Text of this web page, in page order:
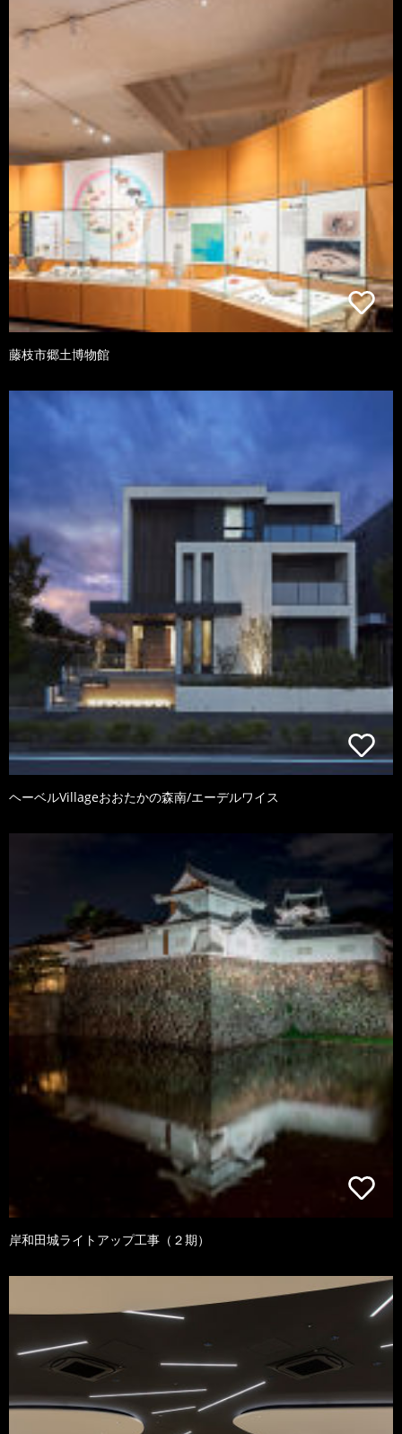
藤枝市郷土博物館
ヘーベルVillageおおたかの森南/エーデルワイス
岸和田城ライトアップ工事（２期）